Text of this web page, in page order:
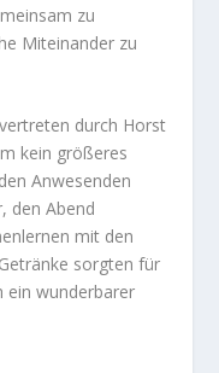
zu
Miteinander zu
durch Horst
kein größeres
Anwesenden
den Abend
mit den
sorgten für
ein wunderbarer